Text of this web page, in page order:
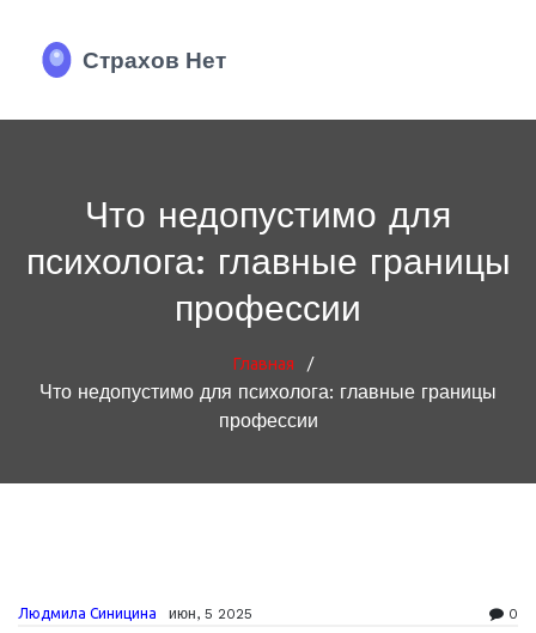
Что недопустимо для
психолога: главные границы
профессии
Главная
/
Что недопустимо для психолога: главные границы
профессии
Людмила Синицина июн, 5 2025 0